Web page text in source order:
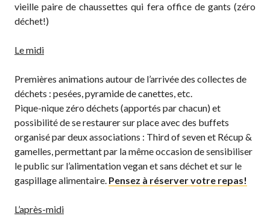
vieille paire de chaussettes qui fera office de gants (zéro
déchet!)
Le midi
Premières animations autour de l’arrivée des collectes de
déchets : pesées, pyramide de canettes, etc.
Pique-nique zéro déchets (apportés par chacun) et
possibilité de se restaurer sur place avec des buffets
organisé par deux associations : Third of seven et Récup &
gamelles, permettant par la même occasion de sensibiliser
le public sur l’alimentation vegan et sans déchet et sur le
gaspillage alimentaire. Pensez à réserver votre repas!
L’après-midi